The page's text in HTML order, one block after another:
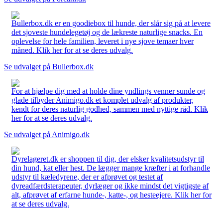
Bullerbox.dk er en goodiebox til hunde, der slår sig på at levere
det sjoveste hundelegetøj og de lækreste naturlige snacks. En
oplevelse for hele familien, leveret i nye sjove temaer hver
måned. Klik her for at se deres udvalg.
Se udvalget på Bullerbox.dk
For at hjælpe dig med at holde dine yndlings venner sunde og
glade tilbyder Animigo.dk et komplet udvalg af produkter,
kendt for deres naturlig godhed, sammen med nyttige råd. Klik
her for at se deres udvalg.
Se udvalget på Animigo.dk
Dyrelageret.dk er shoppen til dig, der elsker kvalitetsudstyr til
din hund, kat eller hest. De lægger mange kræfter i at forhandle
udstyr til kæledyrene, der er afprøvet og testet af
dyreadfærdsterapeuter, dyrlæger og ikke mindst det vigtigste af
alt, afprøvet af erfarne hunde-, katte-, og hesteejere. Klik her for
at se deres udvalg.